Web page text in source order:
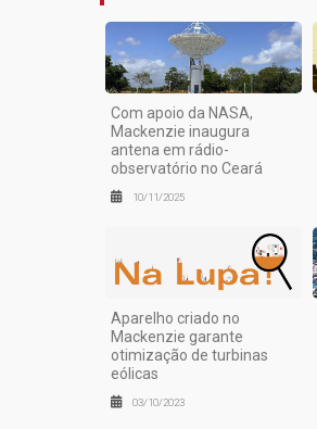
Com apoio da NASA,
Mackenzie inaugura
antena em rádio-
observatório no Ceará
10/11/2025
Aparelho criado no
Mackenzie garante
otimização de turbinas
eólicas
03/10/2023